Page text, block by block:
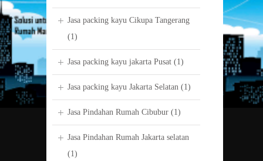
Jasa packing kayu Cikupa Tangerang
(1)
Jasa packing kayu jakarta Pusat (1)
Jasa packing kayu Jakarta Selatan (1)
Jasa Pindahan Rumah Cibubur (1)
Jasa Pindahan Rumah Jakarta selatan
(1)